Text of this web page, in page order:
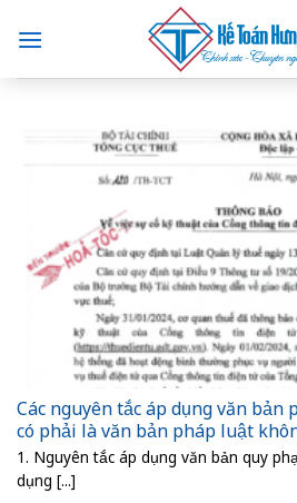
content
Các nguyên tắc áp dụng văn bản
có phải là văn bản pháp luật
1. Nguyên tắc áp dụng văn bản quy
dụng [...]